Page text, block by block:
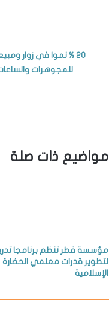
20 % نموا في زوار
للمجوهرات والساعات
مواضيع ذات صلة
مؤسسة قطر تنظم برنامجا
لتطوير قدرات معلمي الحضارة
الإسلامية